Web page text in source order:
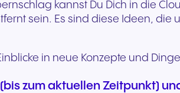
kannst Du Dich in die
sein. Es sind diese Ideen, die
in neue Konzepte und
zum aktuellen Zeitpunkt)